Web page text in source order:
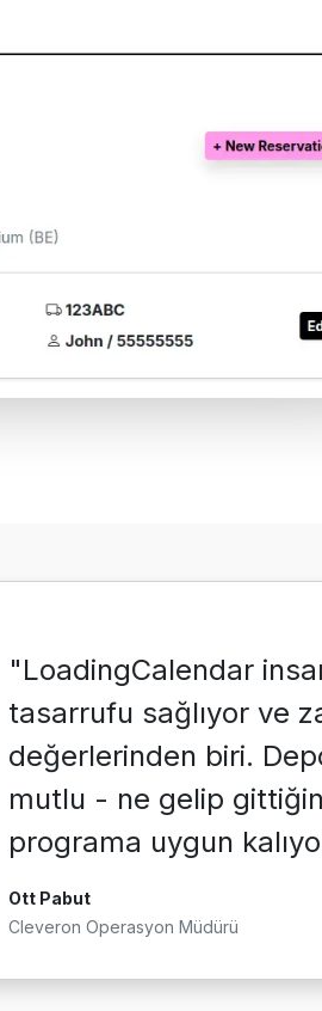
"LoadingCalendar
tasarrufu sağlıyor ve
değerlerinden biri.
mutlu - ne gelip
programa uygun
Ott Pabut
Cleveron Operasyon Müdürü